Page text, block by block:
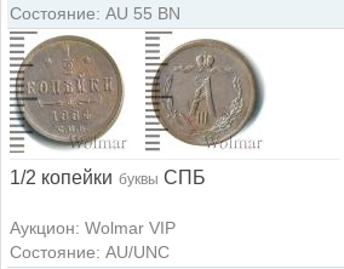
Состояние: AU 55 BN
1/2 копейки буквы СПБ
Аукцион: Wolmar VIP
Состояние: AU/UNC